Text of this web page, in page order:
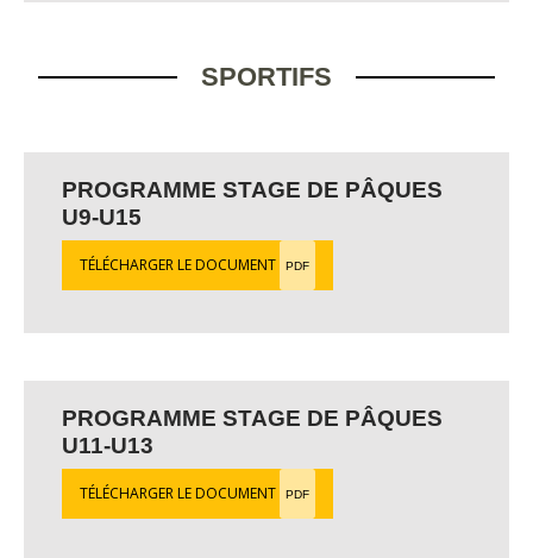
SPORTIFS
PROGRAMME STAGE DE PÂQUES
U9-U15
TÉLÉCHARGER LE DOCUMENT PDF
PROGRAMME STAGE DE PÂQUES
U11-U13
TÉLÉCHARGER LE DOCUMENT PDF